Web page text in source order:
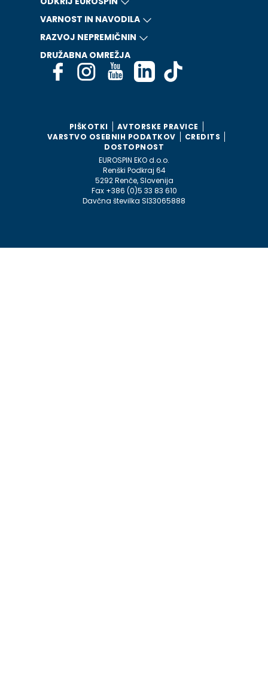
VARNOST IN NAVODILA
RAZVOJ NEPREMIČNIN
DRUŽABNA OMREŽJA
PIŠKOTKI
AVTORSKE PRAVICE
VARSTVO OSEBNIH PODATKOV
CREDITS
DOSTOPNOST
EUROSPIN EKO d.o.o.
Renški Podkraj 64
5292 Renče, Slovenija
Fax +386 (0)5 33 83 610
Davčna številka SI33065888